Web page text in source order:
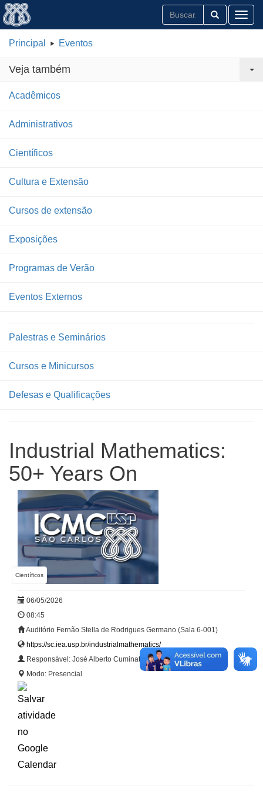
Principal Eventos
Veja também
Acadêmicos
Administrativos
Científicos
Cultura e Extensão
Cursos de extensão
Exposições
Programas de Verão
Eventos Externos
Palestras e Seminários
Cursos e Minicursos
Defesas e Qualificações
Industrial Mathematics:
50+ Years On
Científicos
06/05/2026
08:45
Auditório Fernão Stella de Rodrigues Germano (Sala 6-001)
https://sc.iea.usp.br/industrialmathematics/
Responsável: José Alberto Cuminato (ICMC-USP / IEA-USP)
Modo: Presencial